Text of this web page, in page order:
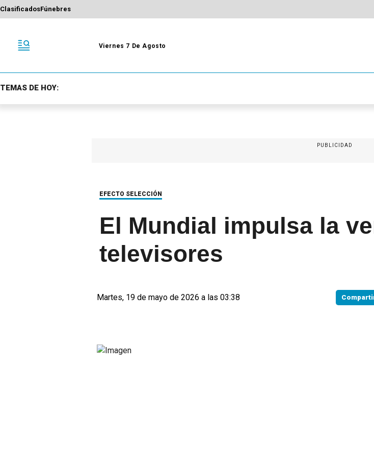
ClasificadosFúnebres
Viernes 7 De Agosto
TEMAS DE HOY:
PUBLICIDAD
EFECTO SELECCIÓN
El Mundial impulsa la
televisores
Martes, 19 de mayo de 2026 a las 03:38